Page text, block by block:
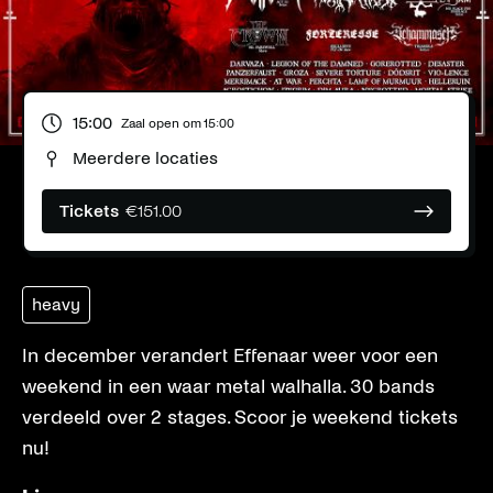
15:00 Zaal open om15:00
Meerdere locaties
Tickets €151.00
heavy
In december verandert Effenaar weer voor een
weekend in een waar metal walhalla. 30 bands
verdeeld over 2 stages. Scoor je weekend tickets
nu!